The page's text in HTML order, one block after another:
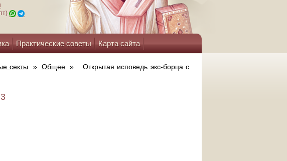
Практические советы Карта сайта
секты » Общее »
Открытая исповедь экс-борца с